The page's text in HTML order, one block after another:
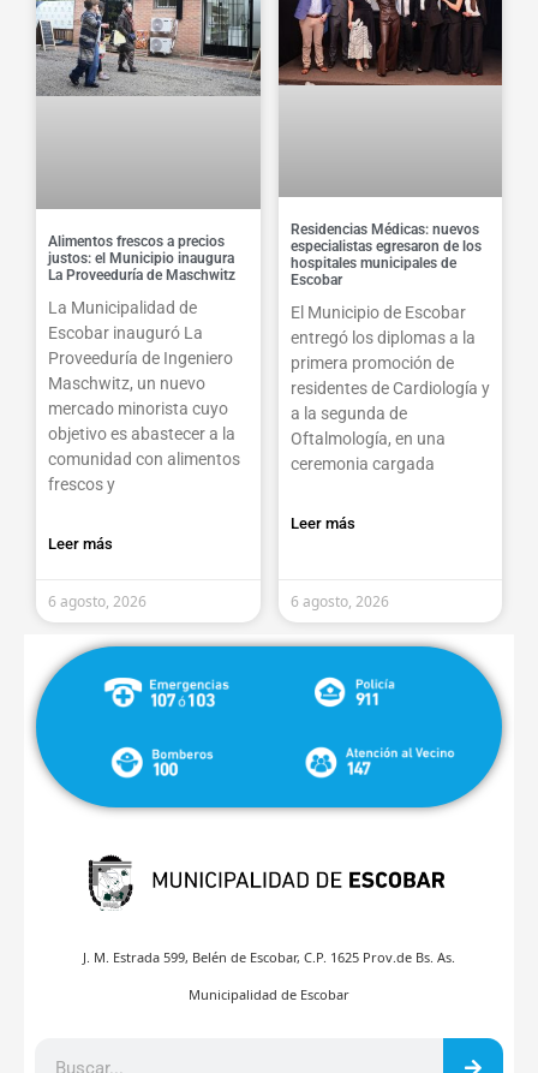
Alimentos frescos a precios
justos: el Municipio inaugura
La Proveeduría de Maschwitz
La Municipalidad de
Escobar inauguró La
Proveeduría de Ingeniero
Maschwitz, un nuevo
mercado minorista cuyo
objetivo es abastecer a la
comunidad con alimentos
frescos y
Leer más
6 agosto, 2026
Residencias Médicas: nuevos
especialistas egresaron de los
hospitales municipales de
Escobar
El Municipio de Escobar
entregó los diplomas a la
primera promoción de
residentes de Cardiología y
a la segunda de
Oftalmología, en una
ceremonia cargada
Leer más
6 agosto, 2026
J. M. Estrada 599, Belén de Escobar, C.P. 1625 Prov.de Bs. As.
Municipalidad de Escobar